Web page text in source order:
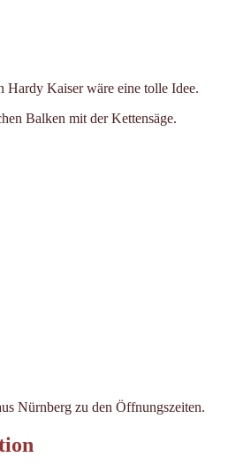
Kaiser wäre eine tolle Idee.
Balken mit der Kettensäge.
Nürnberg zu den Öffnungszeiten.